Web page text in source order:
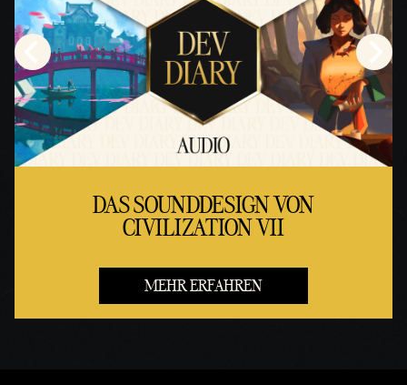
DAS SOUNDDESIGN VON
CIVILIZATION VII
MEHR ERFAHREN